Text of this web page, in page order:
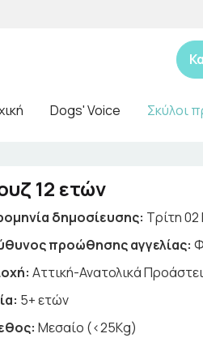
Dogs' Voice Σκύλοι
12 ετών
δημοσίευσης: Τρίτη 02
προώθησης αγγελίας:
Αττική-Ανατολικά
5+ ετών
Μεσαίο (<25Kg)